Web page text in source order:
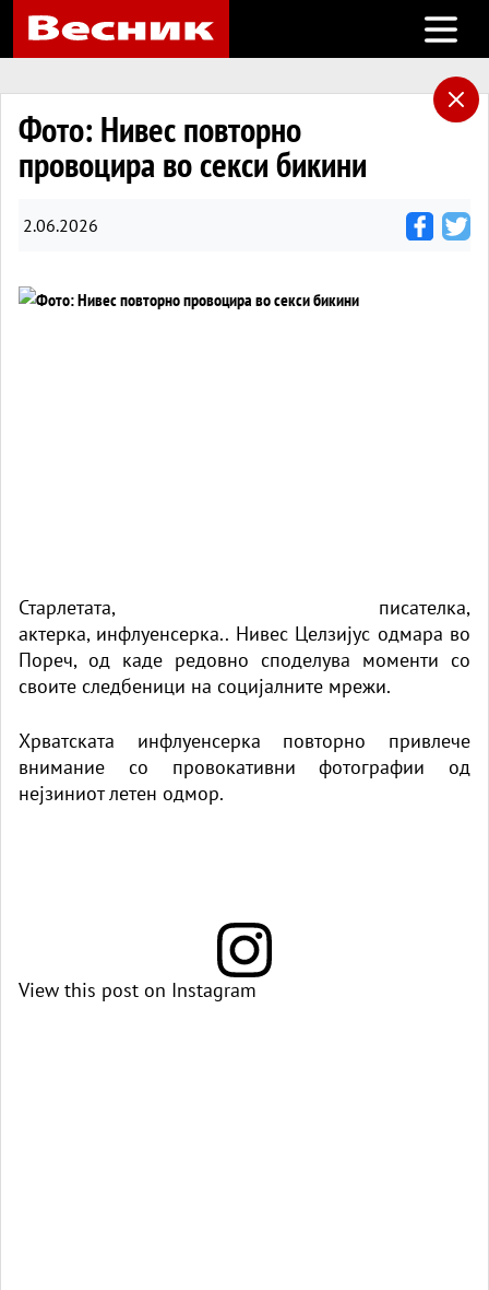
Open
Фото: Нивес повторно
провоцира во секси бикини
2.06.2026
Старлетата, писателка,
актерка, инфлуенсерка.. Нивес Целзијус одмара во
Пореч, од каде редовно споделува моменти со
своите следбеници на социјалните мрежи.
Хрватската инфлуенсерка повторно привлече
внимание со провокативни фотографии од
нејзиниот летен одмор.
View this post on Instagram